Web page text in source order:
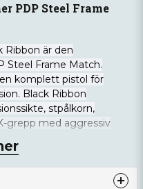
PDP Steel Frame
Ribbon är den
Steel Frame Match.
komplett pistol för
Black Ribbon
stpålkorn,
grepp med aggressiv
Dynamic Performance
som en Steel Frame
på alla plan oavsett